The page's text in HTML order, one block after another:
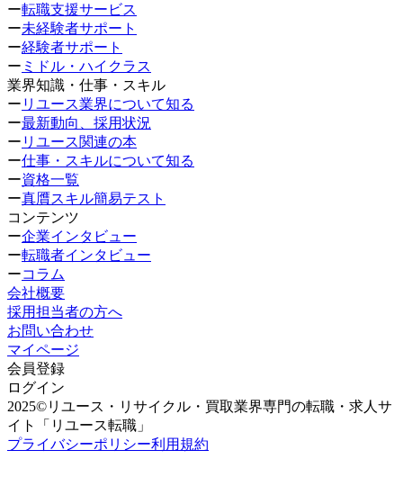
ー転職支援サービス
ー未経験者サポート
ー経験者サポート
ー ミドル・ハイクラス
業界知識・仕事・スキル
ー リユース業界について知る
ー最新動向、採用状況
ー リユース関連の本
ー仕事・スキルについて知る
ー資格一覧
ー真贋スキル簡易テスト
コンテンツ
ー企業インタビュー
ー転職者インタビュー
ーコラム
会社概要
採用担当者の方へ
お問い合わせ
マイページ
会員登録
ログイン
2025©リユース・リサイクル・買取業界専門の転職・求人サ
イト「リユース転職」
プライバシーポリシー利用規約